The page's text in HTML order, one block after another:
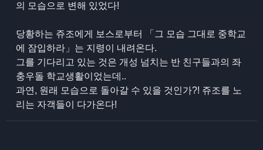
의 모습으로 변해 있었다!
당황하는 쥬조에게 보스로부터 「그 모습 그대로 중학교
에 잠입하라」는 지령이 내려온다.
그를 기다리고 있는 것은 개성 넘치는 반 친구들과의 좌
충우돌 학교생활이었는데..
과연, 원래 모습으로 돌아갈 수 있을 것인가?! 쥬조를 노
리는 자객들이 다가온다!